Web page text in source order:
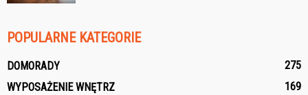
POPULARNE KATEGORIE
DOMORADY
275
WYPOSAŻENIE WNĘTRZ
169